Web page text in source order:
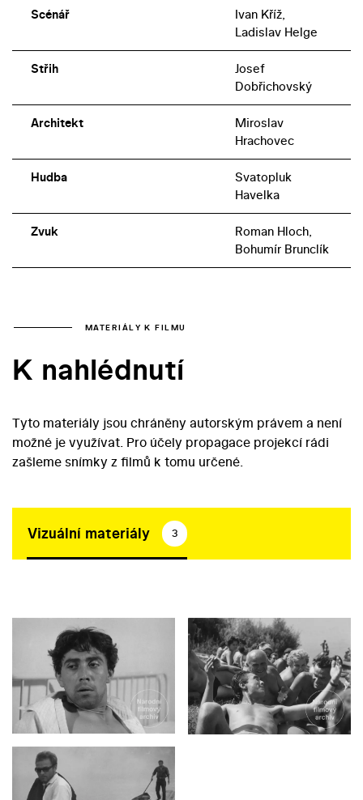
Scénář
Ivan Kříž,
Ladislav Helge
Střih
Josef
Dobřichovský
Architekt
Miroslav
Hrachovec
Hudba
Svatopluk
Havelka
Zvuk
Roman Hloch,
Bohumír Brunclík
MATERIÁLY K FILMU
K nahlédnutí
Tyto materiály jsou chráněny autorským právem a není
možné je využívat. Pro účely propagace projekcí rádi
zašleme snímky z filmů k tomu určené.
Vizuální materiály 3